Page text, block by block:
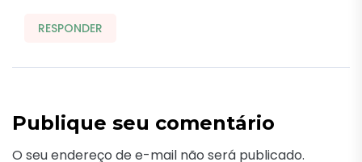
RESPONDER
Publique seu comentário
O seu endereço de e-mail não será publicado.